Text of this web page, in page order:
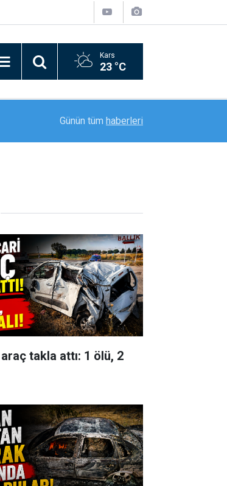
Kars
23 °C
13. katta yangın: Balkondan düşen ev sahibi
Günün tüm haberleri
takla attı: 1 ölü, 2